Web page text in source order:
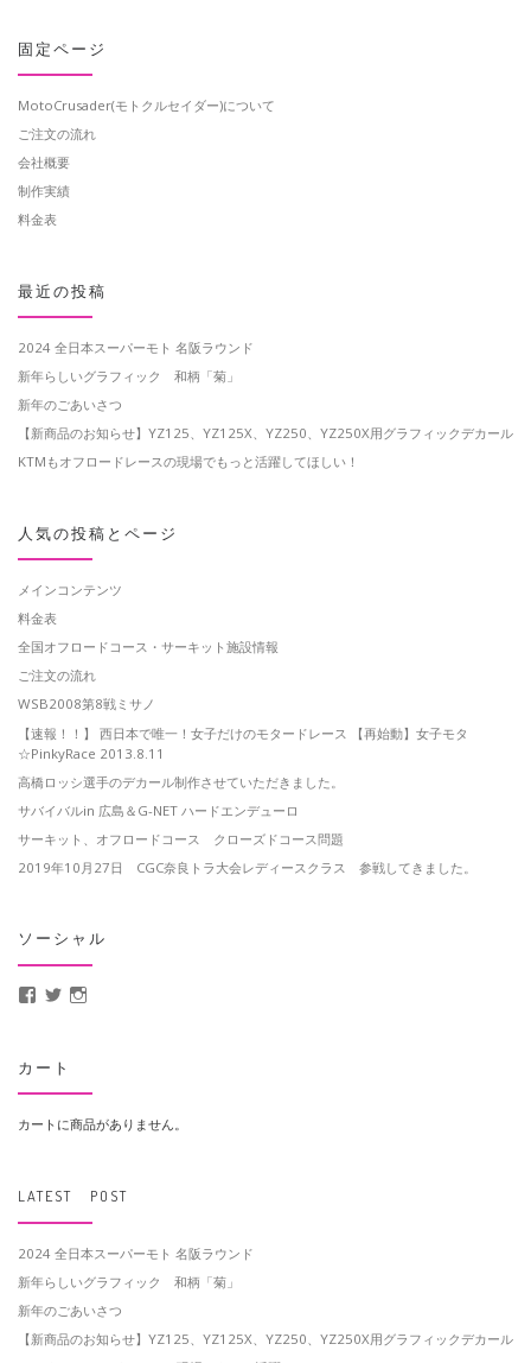
固定ページ
MotoCrusader(モトクルセイダー)について
ご注文の流れ
会社概要
制作実績
料金表
最近の投稿
2024 全日本スーパーモト 名阪ラウンド
新年らしいグラフィック 和柄「菊」
新年のごあいさつ
【新商品のお知らせ】YZ125、YZ125X、YZ250、YZ250X用グラフィックデカール
KTMもオフロードレースの現場でもっと活躍してほしい！
人気の投稿とページ
メインコンテンツ
料金表
全国オフロードコース・サーキット施設情報
ご注文の流れ
WSB2008第8戦ミサノ
【速報！！】 西日本で唯一！女子だけのモタードレース 【再始動】女子モタ
☆PinkyRace 2013.8.11
高橋ロッシ選手のデカール制作させていただきました。
サバイバルin 広島＆G-NET ハードエンデューロ
サーキット、オフロードコース クローズドコース問題
2019年10月27日 CGC奈良トラ大会レディースクラス 参戦してきました。
ソーシャル
MotoCrusader さんのプロフィールを Facebook で表示
@MotoCrusader さんのプロフィールを Twitter で表示
カート
カートに商品がありません。
LATEST POST
2024 全日本スーパーモト 名阪ラウンド
新年らしいグラフィック 和柄「菊」
新年のごあいさつ
【新商品のお知らせ】YZ125、YZ125X、YZ250、YZ250X用グラフィックデカール